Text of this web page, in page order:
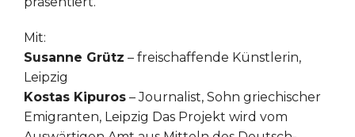
Mit:
Susanne Grütz – freischaffende Künstlerin,
Leipzig
Kostas Kipuros – Journalist, Sohn griechischer
Emigranten, Leipzig Das Projekt wird vom